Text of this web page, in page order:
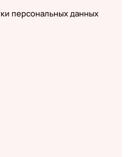
персональных данных